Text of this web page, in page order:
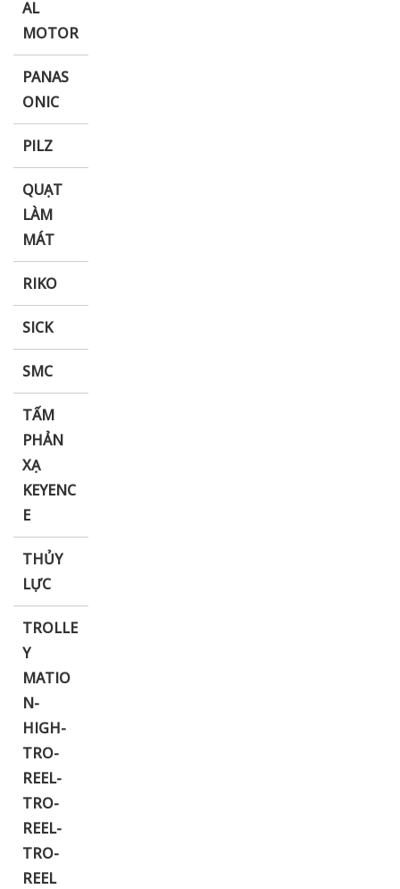
AL
MOTOR
PANAS
ONIC
PILZ
QUẠT
LÀM
MÁT
RIKO
SICK
SMC
TẤM
PHẢN
XẠ
KEYENC
E
THỦY
LỰC
TROLLE
Y
MATIO
N-
HIGH-
TRO-
REEL-
TRO-
REEL-
TRO-
REEL